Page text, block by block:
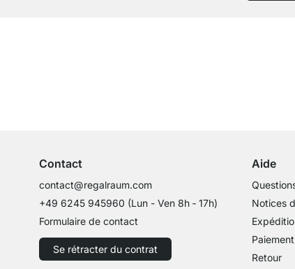
Contact
contact@regalraum.com
+49 6245 945960 (Lun - Ven 8h ‑ 17h)
Formulaire de contact
Se rétracter du contrat
Aide
Notices
Paiement
Retour